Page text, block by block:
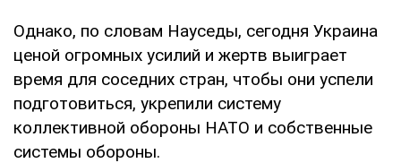
Однако, по словам Науседы, сегодня Украина
ценой огромных усилий и жертв выиграет
время для соседних стран, чтобы они успели
подготовиться, укрепили систему
коллективной обороны НАТО и собственные
системы обороны.